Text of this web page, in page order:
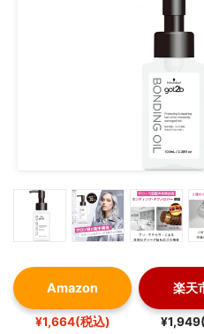
Amazon
¥1,664(税込)
楽天